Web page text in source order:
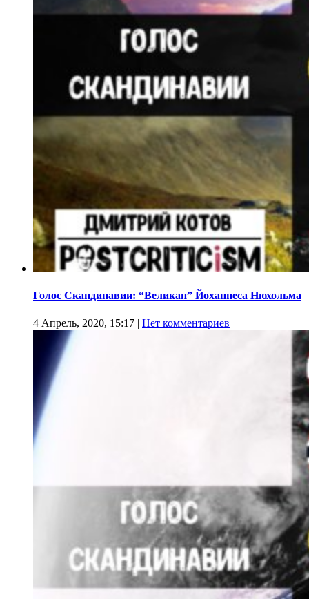
Голос Скандинавии: “Великан” Йоханнеса Нюхольма
4 Апрель, 2020, 15:17 | Нет комментариев